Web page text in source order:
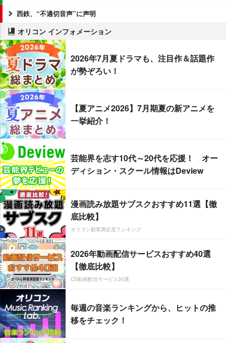
西鉄、“不適切音声”に声明
オリコン インフォメーション
2026年7月夏ドラマも、注目作＆話題作
が勢ぞろい！
【夏アニメ2026】7月期夏の新アニメを
一挙紹介！
芸能界を志す10代～20代を応援！ オー
ディション・スクール情報はDeview
漫画読み放題サブスクおすすめ11選【徹
底比較】
オリコン顧客満足度ランキング
2026年動画配信サービスおすすめ40選
【徹底比較】
CS動画配信サービス20選
毎週の音楽ランキングから、ヒットの推
移をチェック！